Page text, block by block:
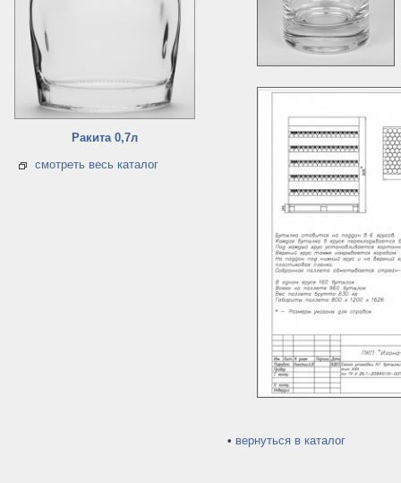
Ракита 0,7л
смотреть весь каталог
• вернуться в каталог